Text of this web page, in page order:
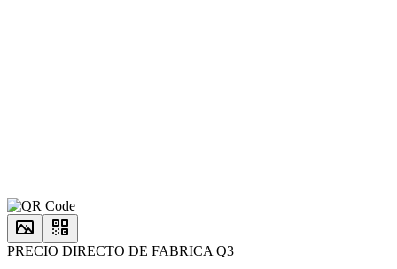
PRECIO DIRECTO DE FABRICA Q3